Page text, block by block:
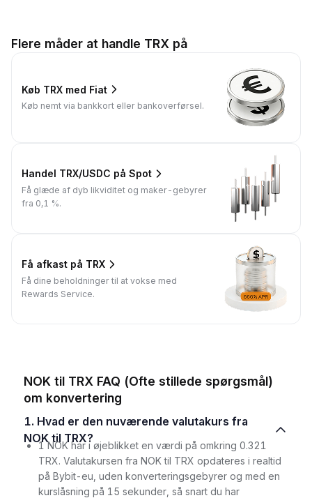
Flere måder at handle TRX på
Køb TRX med Fiat
Køb nemt via bankkort eller bankoverførsel.
Handel TRX/USDC på Spot
Få glæde af dyb likviditet og maker-gebyrer
fra 0,1 %.
Få afkast på TRX
Få dine beholdninger til at vokse med
Rewards Service.
NOK til TRX FAQ (Ofte stillede spørgsmål)
om konvertering
1. Hvad er den nuværende valutakurs fra
NOK til TRX?
1 NOK har i øjeblikket en værdi på omkring 0.321
TRX. Valutakursen fra NOK til TRX opdateres i realtid
på Bybit-eu, uden konverteringsgebyrer og med en
kurslåsning på 15 sekunder, så snart du har